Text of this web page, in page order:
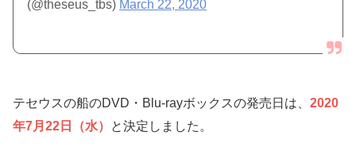
(@theseus_tbs) March 22, 2020
テセウスの船のDVD・Blu-rayボックスの発売日は、2020
年7月22日（水） と決定しました。